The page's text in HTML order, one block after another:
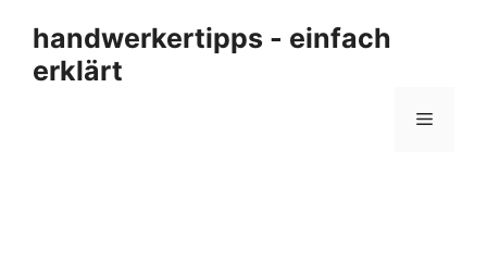
Inhalt
springen
handwerkertipps - einfach
erklärt
Menü